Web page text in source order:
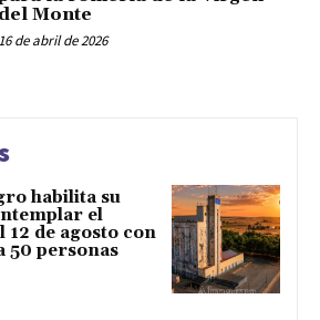
del Monte
16 de abril de 2026
habilita su
el
12 de agosto con
50 personas